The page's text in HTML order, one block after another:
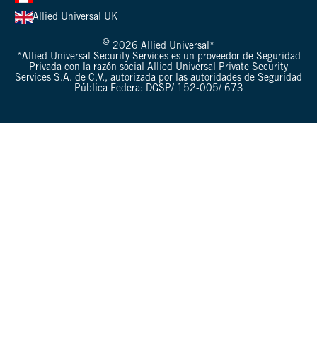
Allied Universal UK
© 2026 Allied Universal*
*Allied Universal Security Services es un proveedor de Seguridad
Privada con la razón social Allied Universal Private Security
Services S.A. de C.V., autorizada por las autoridades de Seguridad
Pública Federa: DGSP/ 152-005/ 673